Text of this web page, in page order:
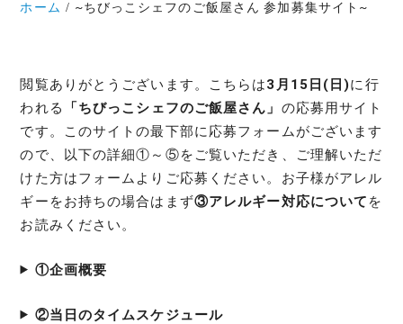
ホーム ~ちびっこシェフのご飯屋さん 参加募集サイト~
閲覧ありがとうございます。こちらは3月15日(日)に行
われる
「ちびっこシェフのご飯屋さん」 の応募用サイト
です。このサイトの最下部に応募フォームがございます
ので、以下の詳細①～⑤をご覧いただき、ご理解いただ
けた方はフォームよりご応募ください。お子様がアレル
ギーをお持ちの場合はまず③アレルギー対応について を
お読みください。
①企画概要
②当日のタイムスケジュール